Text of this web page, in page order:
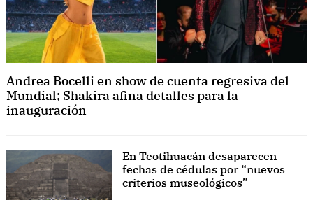
Andrea Bocelli en show de cuenta regresiva del
Mundial; Shakira afina detalles para la
inauguración
En Teotihuacán desaparecen
fechas de cédulas por “nuevos
criterios museológicos”